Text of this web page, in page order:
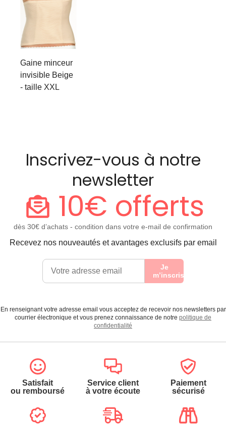
Gaine minceur
invisible Beige
- taille XXL
Inscrivez-vous à notre
newsletter
10€ offerts
dès 30€ d’achats - condition dans votre e-mail de confirmation
Recevez nos nouveautés et avantages exclusifs par email
Je
m’inscris
En renseignant votre adresse email vous acceptez de recevoir nos newsletters par
courrier électronique et vous prenez connaissance de notre politique de
confidentialité
Satisfait
ou remboursé
Service client
à votre écoute
Paiement
sécurisé